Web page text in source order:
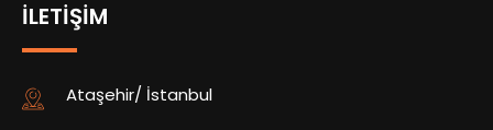
İLETIŞIM
Ataşehir/ İstanbul